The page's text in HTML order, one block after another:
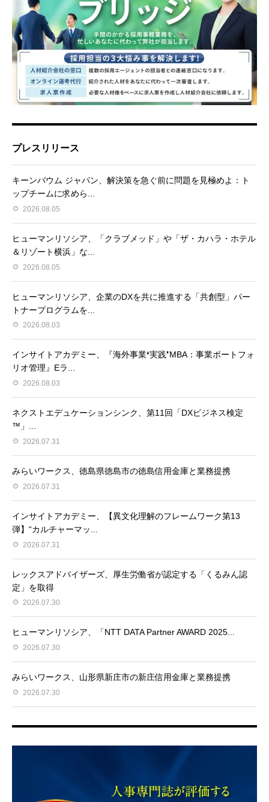
プレスリリース
キーンバウム ジャパン、解決策を急ぐ前に問題を見極めよ：ト
ップチームに求めら...
2026.08.05
ヒューマンリソシア、「クラブメッド」や「ザ・カハラ・ホテル
＆リゾート横浜」な...
2026.08.05
ヒューマンリソシア、企業のDXを共に推進する「共創型」パー
トナープログラムを...
2026.08.03
インサイトアカデミー、『海外事業❛実践❜MBA：事業ポートフォ
リオ管理』Eラ...
2026.08.03
ネクストエデュケーションシンク、第11回「DXビジネス検定
™」...
2026.07.31
みらいワークス、徳島県徳島市の徳島信用金庫と業務提携
2026.07.31
インサイトアカデミー、【異⽂化理解のフレームワーク第13
弾】“カルチャーマッ...
2026.07.31
レックスアドバイザーズ、厚生労働省が認定する「くるみん認
定」を取得
2026.07.30
ヒューマンリソシア、「NTT DATA Partner AWARD 2025...
2026.07.30
みらいワークス、山形県新庄市の新庄信用金庫と業務提携
2026.07.30